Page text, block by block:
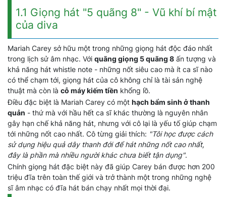
1.1 Giọng hát "5 quãng 8" - Vũ khí bí mật
của diva
Mariah Carey sở hữu một trong những giọng hát độc đáo nhất
trong lịch sử âm nhạc. Với quãng giọng 5 quãng 8 ấn tượng và
khả năng hát whistle note - những nốt siêu cao mà ít ca sĩ nào
có thể chạm tới, giọng hát của cô không chỉ là tài sản nghệ
thuật mà còn là cỗ máy kiếm tiền khổng lồ.
Điều đặc biệt là Mariah Carey có một hạch bẩm sinh ở thanh
quản - thứ mà với hầu hết ca sĩ khác thường là nguyên nhân
gây hạn chế khả năng hát, nhưng với cô lại là yếu tố giúp chạm
tới những nốt cao nhất. Cô từng giải thích: "Tôi học được cách
sử dụng hiệu quả dây thanh đới để hát những nốt cao nhất,
đây là phần mà nhiều người khác chưa biết tận dụng".
Chính giọng hát đặc biệt này đã giúp Carey bán được hơn 200
triệu đĩa trên toàn thế giới và trở thành một trong những nghệ
sĩ âm nhạc có đĩa hát bán chạy nhất mọi thời đại.